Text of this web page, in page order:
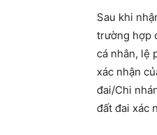
Sau khi
trường hợp
cá nhân, lệ
xác nhận
đai/Chi
đất đai xác